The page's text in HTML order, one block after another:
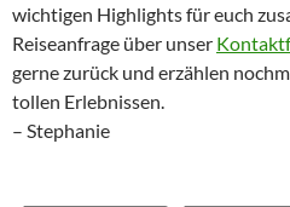
wichtigen Highlights für euch
Reiseanfrage über unser
gerne zurück und erzählen
tollen Erlebnissen.
– Stephanie